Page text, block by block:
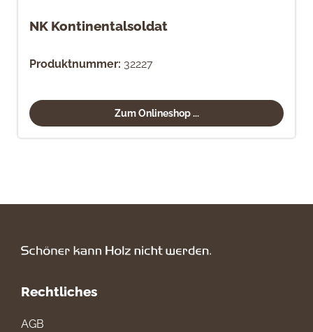
NK Kontinentalsoldat
Produktnummer: 32227
Zum Onlineshop ...
Rechtliches
AGB